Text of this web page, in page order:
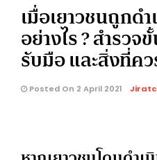
เมื่อเยาวชนถูกด
อย่างไร ? สำรว
รับมือ และสิ่งที่ค
Posted On 2 April 2021